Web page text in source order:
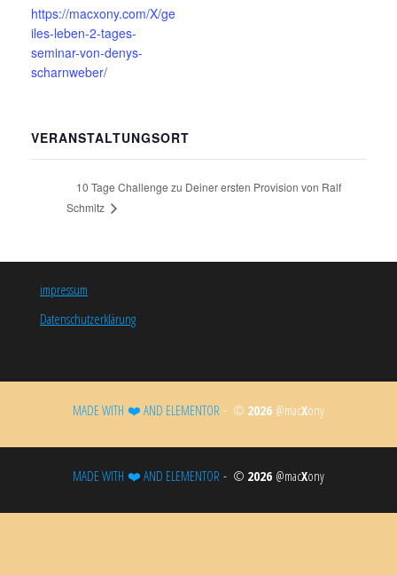
https://macxony.com/X/ge
iles-leben-2-tages-
seminar-von-denys-
scharnweber/
VERANSTALTUNGSORT
10 Tage Challenge zu Deiner ersten Provision von Ralf
Schmitz
impressum
Datenschutzerklärung
MADE WITH ❤️ AND ELEMENTOR​ - © 2026 @macXony
MADE WITH ❤️ AND ELEMENTOR​ - © 2026 @macXony